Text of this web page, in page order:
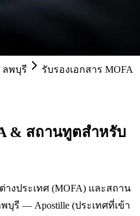
ลพบุรี
รับรองเอกสาร MOFA
& สถานทูตสำหรับ
างประเทศ (MOFA) และสถาน
รี — Apostille (ประเทศที่เข้า